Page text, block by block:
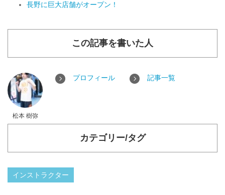
長野に巨大店舗がオープン！
この記事を書いた人
松本 樹弥
プロフィール 記事一覧
カテゴリー/タグ
インストラクター